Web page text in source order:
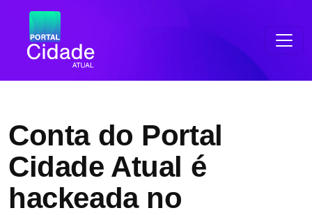
Conta do Portal
Cidade Atual é
hackeada no